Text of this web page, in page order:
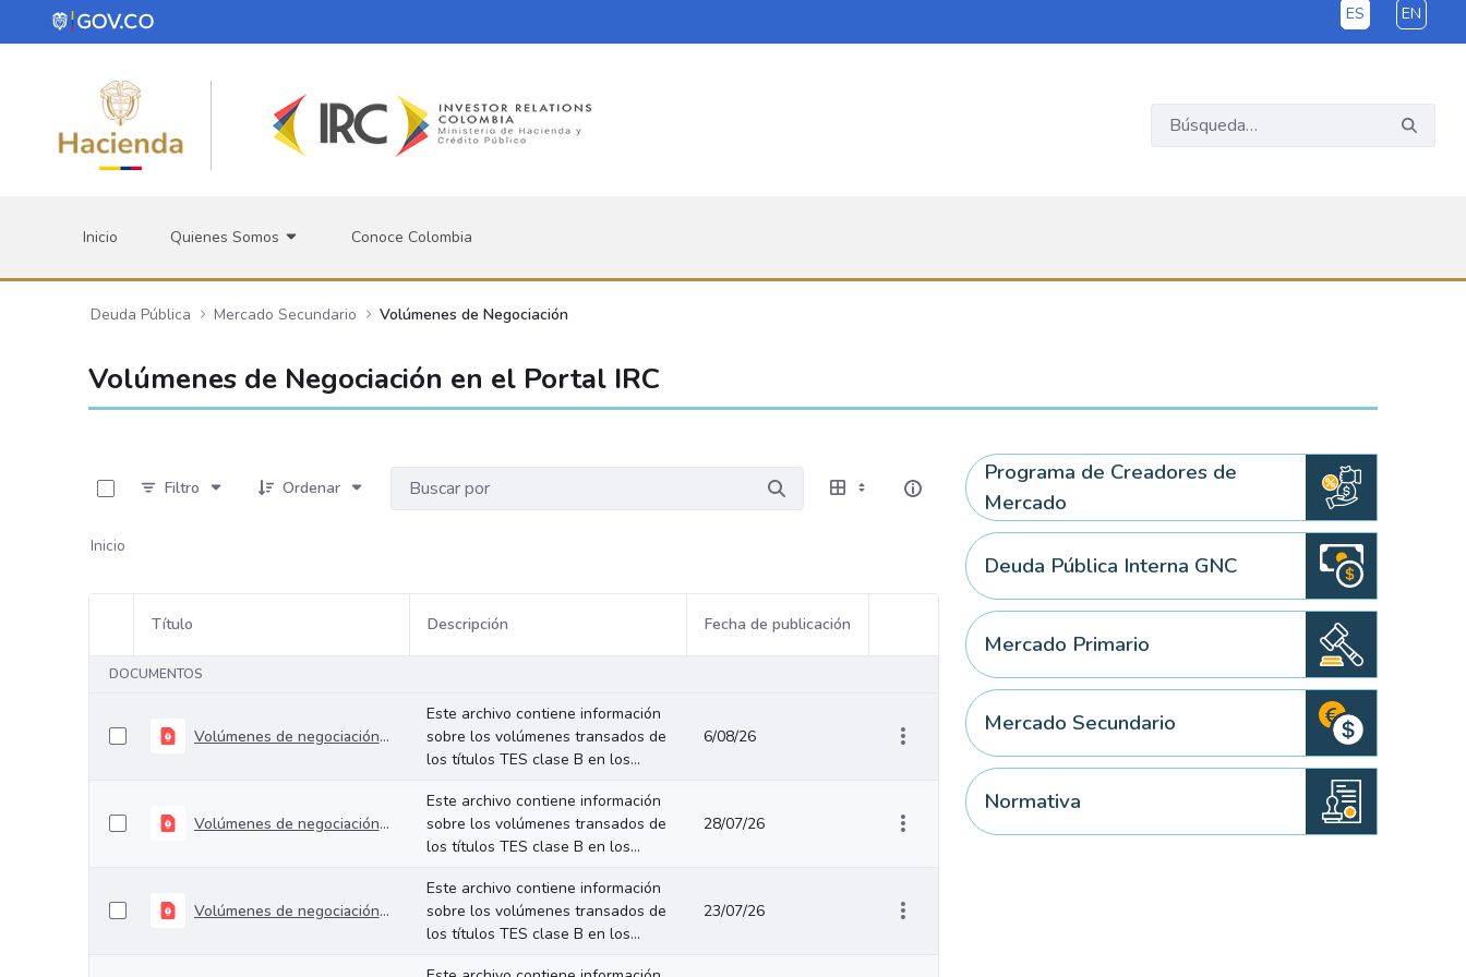
Saltar al contenido principal ES EN
Inicio Quienes Somos Conoce Colombia
Deuda Pública Mercado Secundario Volúmenes de Negociación
Volúmenes de Negociación en el Portal IRC
Filtro
Ordenar
Inicio
Selección del elemento
Título Descripción Fecha de publicación
Acciones del elemento
DOCUMENTOS
Volúmenes de negociación del 27 al 31 de julio de 2026
Este archivo contiene información
sobre los volúmenes transados de
los títulos TES clase B en los...
6/08/26
Volúmenes de negociación del 21 al 24 de julio de 2026
Este archivo contiene información
sobre los volúmenes transados de
los títulos TES clase B en los...
28/07/26
Volúmenes de negociación del 14 al 17 de julio de 2026
Este archivo contiene información
sobre los volúmenes transados de
los títulos TES clase B en los...
23/07/26
Programa de Creadores de
Mercado
Deuda Pública Interna GNC
Mercado Primario
Mercado Secundario
Normativa